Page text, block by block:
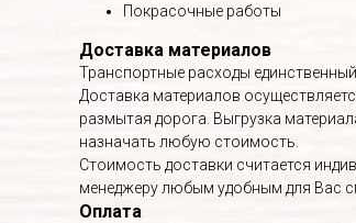
Покрасочные работы
Доставка материалов
Транспортные расходы
Доставка материалов
размытая дорога. Выгрузка
назначать любую стоимость.
Стоимость доставки считается
менеджеру любым удобным для Вас
Оплата